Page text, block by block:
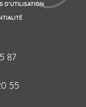
D’UTILISATION
87
55